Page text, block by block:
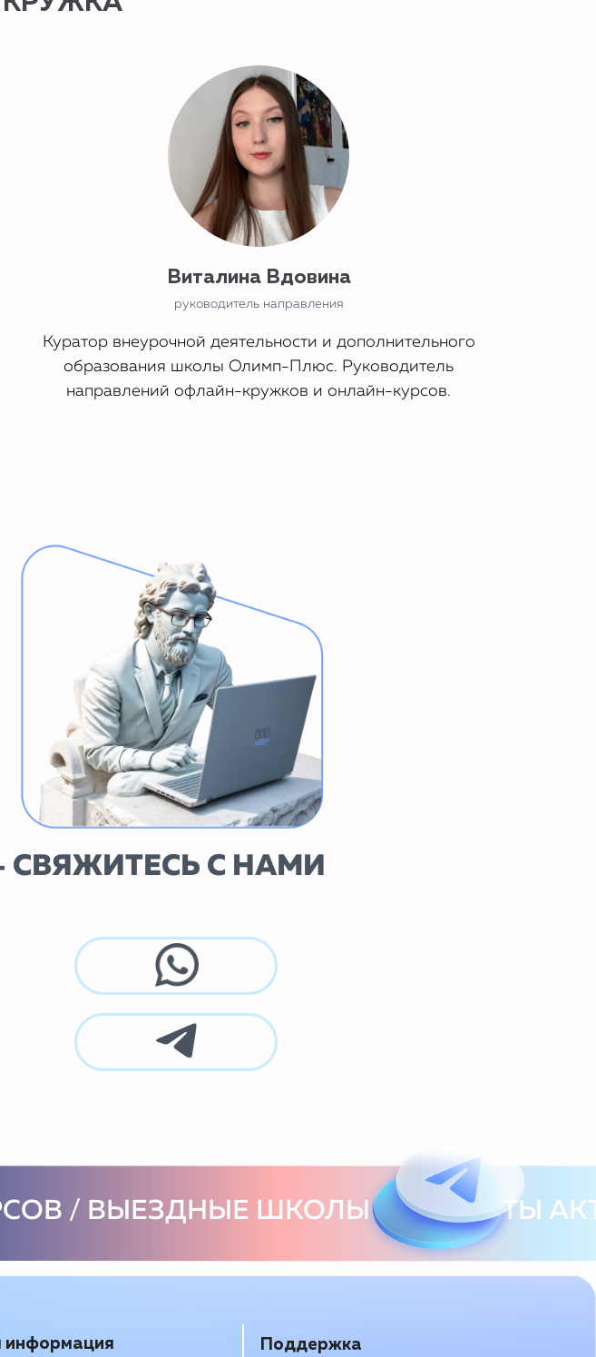
Виталина Вдовина
руководитель направления
Куратор внеурочной деятельности и дополнительного
образования школы Олимп-Плюс. Руководитель
направлений офлайн-кружков и онлайн-курсов.
С НАМИ
Поддержка
Мы в соцсетях
duo@olimp-plus.ru